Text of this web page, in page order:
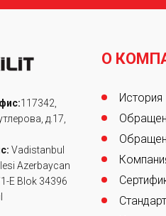
117342,
д.17,
Vadistanbul
Azerbaycan
E Blok 34396
Footer
О
История